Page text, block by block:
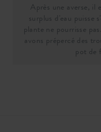
Après une averse, il
surplus d'eau puisse
plante ne pourrisse
avons prépercé des
pot de